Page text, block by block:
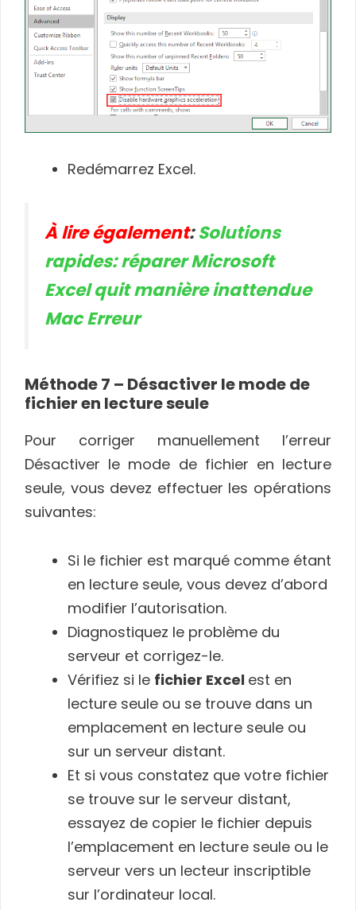
Redémarrez Excel.
À lire également:Solutions
rapides: réparer Microsoft
Excel quit manière inattendue
Mac Erreur
Méthode 7 – Désactiver le mode de
fichier en lecture seule
Pour corriger manuellement l’erreur
Désactiver le mode de fichier en lecture
seule, vous devez effectuer les opérations
suivantes:
Si le fichier est marqué comme étant
en lecture seule, vous devez d’abord
modifier l’autorisation.
Diagnostiquez le problème du
serveur et corrigez-le.
Vérifiez si le fichier Excel est en
lecture seule ou se trouve dans un
emplacement en lecture seule ou
sur un serveur distant.
Et si vous constatez que votre fichier
se trouve sur le serveur distant,
essayez de copier le fichier depuis
l’emplacement en lecture seule ou le
serveur vers un lecteur inscriptible
sur l’ordinateur local.